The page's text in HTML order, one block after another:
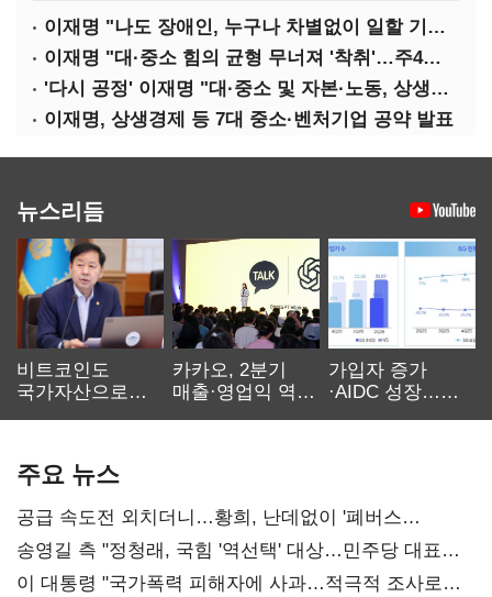
이재명 "나도 장애인, 누구나 차별없이 일할 기회 중요"
이재명 "대·중소 힘의 균형 무너져 '착취'…주4일제, 가야할 길"
'다시 공정' 이재명 "대·중소 및 자본·노동, 상생하는 공정한 성장"
이재명, 상생경제 등 7대 중소·벤처기업 공약 발표
뉴스리듬
비트코인도
국가자산으로…'
카카오, 2분기
매출·영업익 역대
가입자 증가
·AIDC 성장…
주요 뉴스
공급 속도전 외치더니…황희, 난데없이 '폐버스
리모델링' 제안
송영길 측 "정청래, 국힘 '역선택' 대상…민주당 대표로
총선 지휘 못해"
이 대통령 "국가폭력 피해자에 사과…적극적 조사로